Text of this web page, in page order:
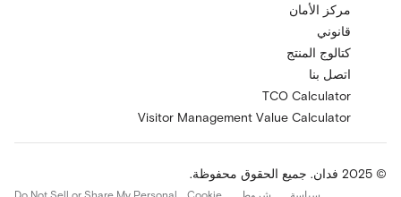
مركز الأمان
قانوني
كتالوج المنتج
اتصل بنا
TCO Calculator
Visitor Management Value Calculator
© 2025 فدان. جميع الحقوق محفوظة.